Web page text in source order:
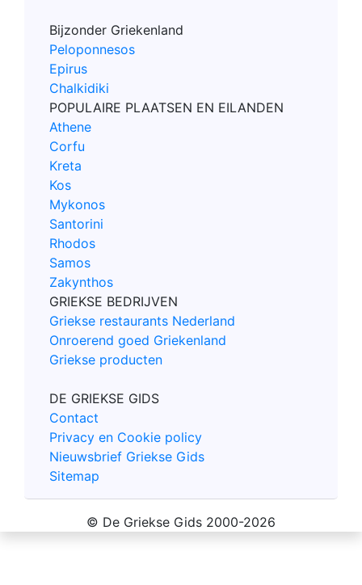
Bijzonder Griekenland
Peloponnesos
Epirus
Chalkidiki
POPULAIRE PLAATSEN EN EILANDEN
Athene
Corfu
Kreta
Kos
Mykonos
Santorini
Rhodos
Samos
Zakynthos
GRIEKSE BEDRIJVEN
Griekse restaurants Nederland
Onroerend goed Griekenland
Griekse producten
DE GRIEKSE GIDS
Contact
Privacy en Cookie policy
Nieuwsbrief Griekse Gids
Sitemap
© De Griekse Gids 2000-2026